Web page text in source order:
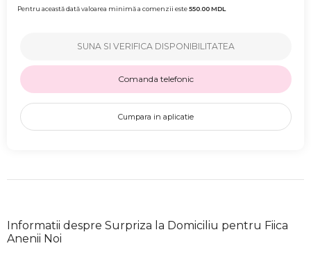
Pentru această dată valoarea minimă a comenzii este550.00MDL
SUNA SI VERIFICA DISPONIBILITATEA
Comanda telefonic
Cumpara in aplicatie
Informatii despre Surpriza la Domiciliu pentru Fiica
Anenii Noi